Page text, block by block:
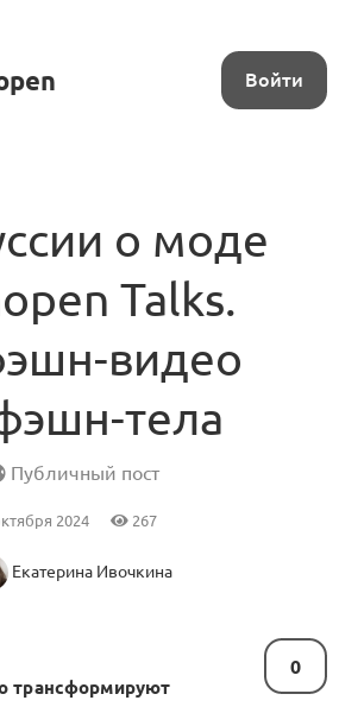
Войти
о моде
Talks.
видео
тела
Публичный пост
2024 267
Екатерина Ивочкина
0
трансформируют